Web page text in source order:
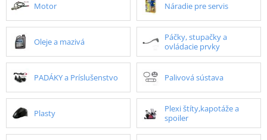
Motor Náradie pre servis
Oleje a mazivá
Páčky, stupačky a
ovládacie prvky
PADÁKY a Príslušenstvo Palivová sústava
Plasty
Plexi štíty,kapotáže a
spoiler